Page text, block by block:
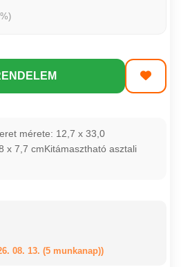
mérete: 12,7 x 33,0
x 7,7 cmKitámasztható asztali
08. 13. (5 munkanap))